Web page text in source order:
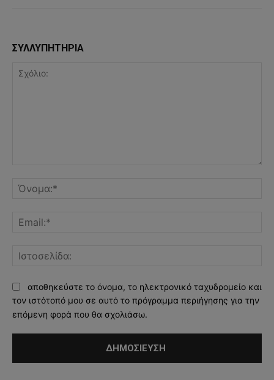
ΣΥΛΛΥΠΗΤΗΡΙΑ
αποθηκεύστε το όνομα, το ηλεκτρονικό ταχυδρομείο και
τον ιστότοπό μου σε αυτό το πρόγραμμα περιήγησης για την
επόμενη φορά που θα σχολιάσω.